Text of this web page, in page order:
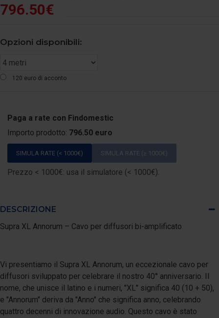
796.50€
Opzioni disponibili:
120 euro di acconto
Paga a rate con Findomestic
Importo prodotto: 796.50 euro
SIMULA RATE (< 1000€) SIMULA RATE (≥ 1000€)
Prezzo < 1000€: usa il simulatore (< 1000€).
DESCRIZIONE
Supra XL Annorum – Cavo per diffusori bi-amplificato
Vi presentiamo il Supra XL Annorum, un eccezionale cavo per
diffusori sviluppato per celebrare il nostro 40° anniversario. Il
nome, che unisce il latino e i numeri, "XL" significa 40 (10 + 50),
e "Annorum" deriva da "Anno" che significa anno, celebrando
quattro decenni di innovazione audio. Questo cavo è stato